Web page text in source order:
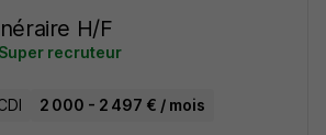
H/F
Super recruteur
2 000 - 2 497 € / mois